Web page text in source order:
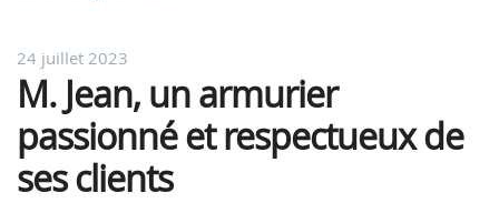
24 juillet 2023
M. Jean, un armurier
passionné et respectueux de
ses clients